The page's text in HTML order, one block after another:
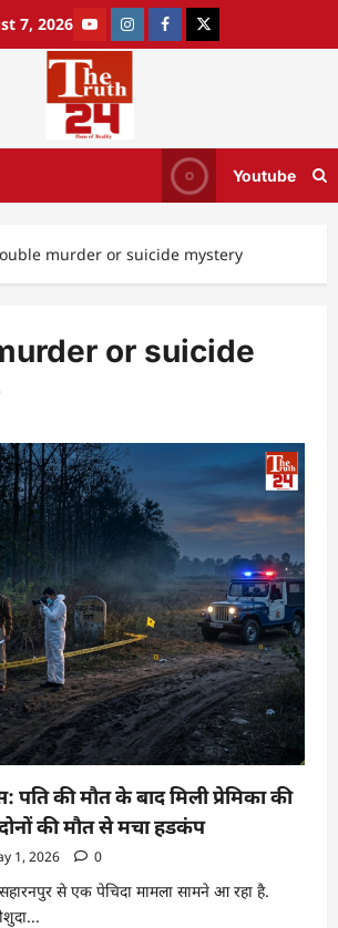
7, 2026
Youtube
murder or suicide mystery
or suicide
पति की मौत के बाद मिली प्रेमिका की
की मौत से मचा हडकंप
1, 2026 0
से एक पेचिदा मामला सामने आ रहा है.